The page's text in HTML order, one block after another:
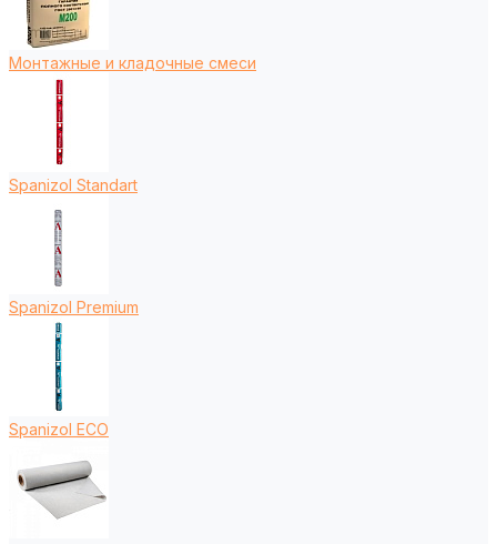
Монтажные и кладочные смеси
Spanizol Standart
Spanizol Premium
Spanizol ECO